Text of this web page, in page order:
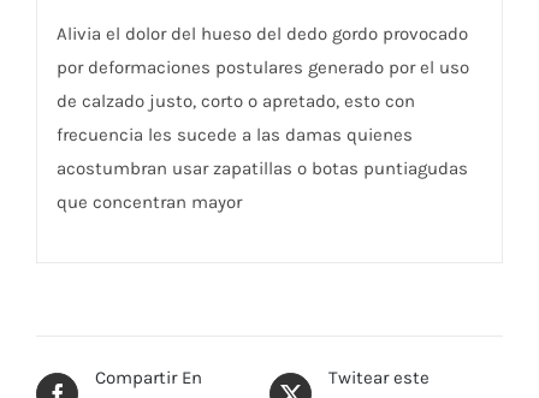
Alivia el dolor del hueso del dedo gordo provocado
por deformaciones postulares generado por el uso
de calzado justo, corto o apretado, esto con
frecuencia les sucede a las damas quienes
acostumbran usar zapatillas o botas puntiagudas
que concentran mayor
Compartir En
Twitear este